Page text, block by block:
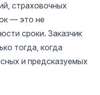
страховочных
— это не
сроки. Заказчик
тогда, когда
и предсказуемых